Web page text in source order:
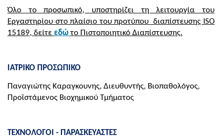
Όλο το προσωπικό, υποστηρίζει τη λειτουργία του
Εργαστηρίου στο πλαίσιο του προτύπου διαπίστευσης ISO
15189, δείτε εδώ το Πιστοποιητικό Διαπίστευσης.
ΙΑΤΡΙΚΟ ΠΡΟΣΩΠΙΚΟ
Παναγιώτης Καραγκουνης, Διευθυντής, Βιοπαθολόγος,
Προϊστάμενος Βιοχημικού Τμήματος
ΤΕΧΝΟΛΟΓΟΙ - ΠΑΡΑΣΚΕΥΑΣΤΕΣ